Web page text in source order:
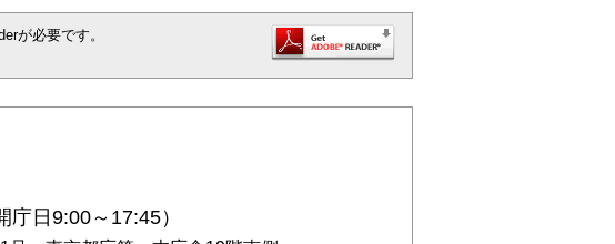
が必要です。
日9:00～17:45）